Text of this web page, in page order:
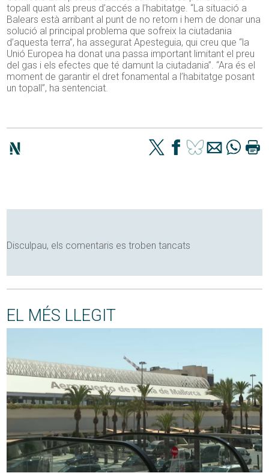
topall quant als preus d’accés a l’habitatge. “La situació a
Balears està arribant al punt de no retorn i hem de donar una
solució al principal problema que sofreix la ciutadania
d’aquesta terra”, ha assegurat Apesteguia, qui creu que “la
Unió Europea ha donat una passa important limitant el preu
del gas i els efectes que té damunt la ciutadania”. “Ara és el
moment de garantir el dret fonamental a l’habitatge posant
un topall”, ha sentenciat.
Disculpau, els comentaris es troben tancats
EL MÉS LLEGIT